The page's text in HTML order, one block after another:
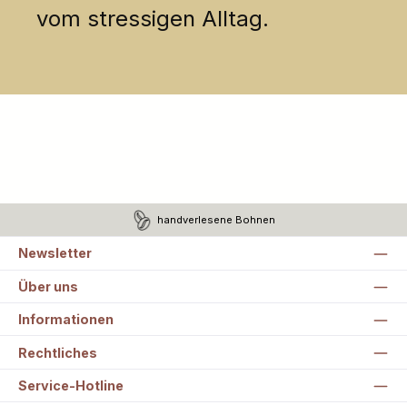
vom stressigen Alltag.
handverlesene Bohnen
Newsletter
Über uns
Informationen
Rechtliches
Service-Hotline